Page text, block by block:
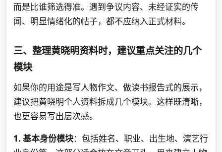
而是比谁筛选得准。遇到争议内容、未经证实的传
闻、明显情绪化的帖子，都不应纳入正式材料。
三、整理黄晓明资料时，建议重点关注的几个
模块
如果你的用途是写人物作文、做读书报告式的展示，
建议把黄晓明个人资料拆成几个模块。这样既清晰，
也更容易写出层次感。
1. 基本身份模块：包括姓名、职业、出生地、演艺行